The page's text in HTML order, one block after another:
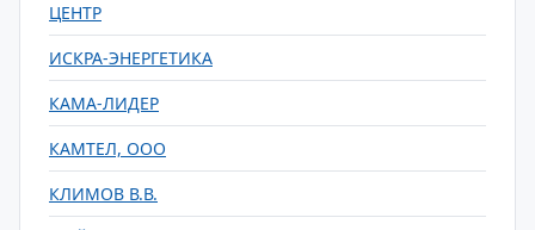
ЦЕНТР
ИСКРА-ЭНЕРГЕТИКА
КАМА-ЛИДЕР
КАМТЕЛ, ООО
КЛИМОВ В.В.